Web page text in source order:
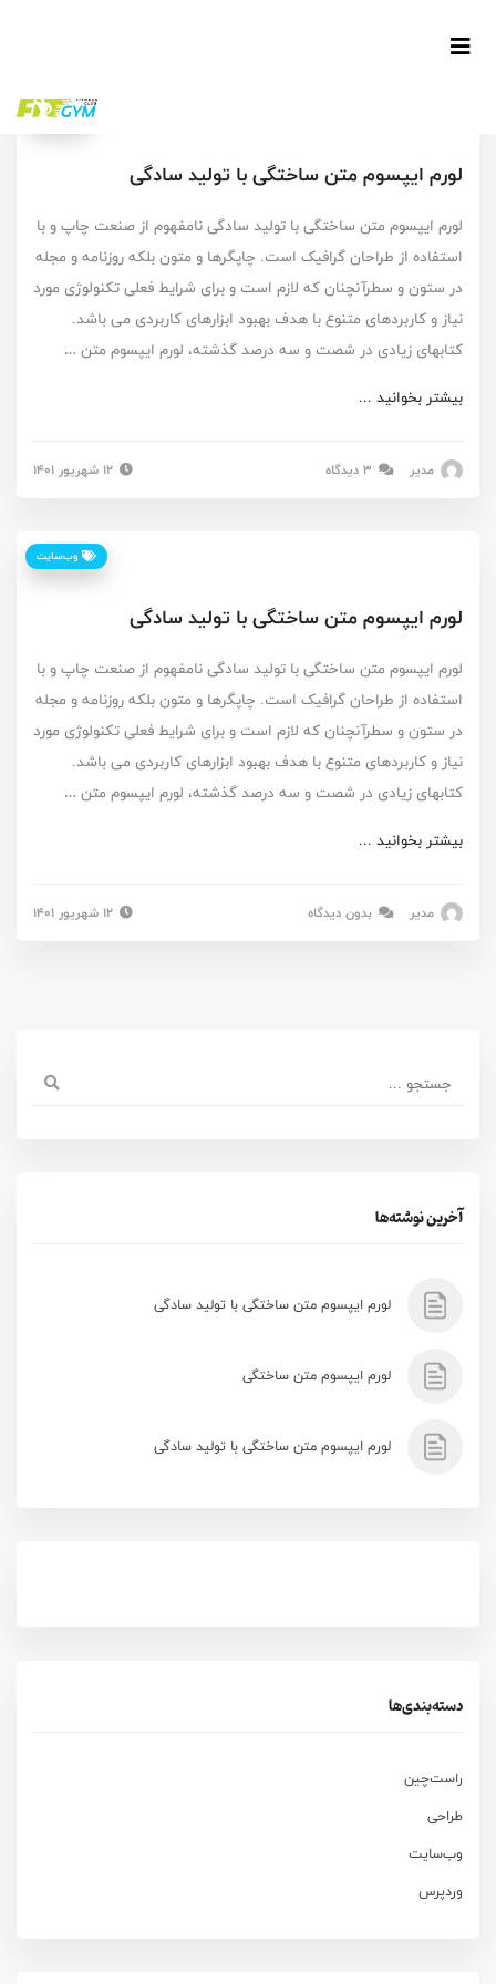
طراحی
لورم ایپسوم متن ساختگی با تولید سادگی
لورم ایپسوم متن ساختگی با تولید سادگی نامفهوم از صنعت چاپ و با
استفاده از طراحان گرافیک است. چاپگرها و متون بلکه روزنامه و مجله
در ستون و سطرآنچنان که لازم است و برای شرایط فعلی تکنولوژی مورد
نیاز و کاربردهای متنوع با هدف بهبود ابزارهای کاربردی می باشد.
کتابهای زیادی در شصت و سه درصد گذشته، لورم ایپسوم متن …
بیشتر بخوانید ...
مدیر
وب‌سایت
لورم ایپسوم متن ساختگی با تولید سادگی
لورم ایپسوم متن ساختگی با تولید سادگی نامفهوم از صنعت چاپ و با
استفاده از طراحان گرافیک است. چاپگرها و متون بلکه روزنامه و مجله
در ستون و سطرآنچنان که لازم است و برای شرایط فعلی تکنولوژی مورد
نیاز و کاربردهای متنوع با هدف بهبود ابزارهای کاربردی می باشد.
کتابهای زیادی در شصت و سه درصد گذشته، لورم ایپسوم متن …
بیشتر بخوانید ...
مدیر بدون دیدگاه
آخرین نوشته‌ها
لورم ایپسوم متن ساختگی با تولید سادگی
لورم ایپسوم متن ساختگی
لورم ایپسوم متن ساختگی با تولید سادگی
دسته‌بندی‌ها
راست‌چین
طراحی
وب‌سایت
وردپرس